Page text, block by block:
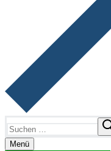
nach:
Menü